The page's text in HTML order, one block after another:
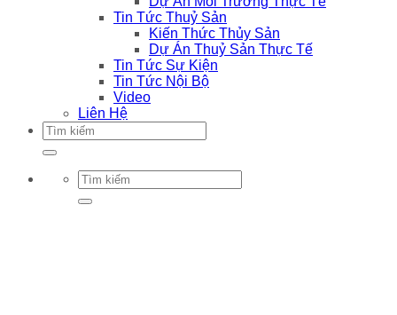
Tin Tức Thuỷ Sản
Kiến Thức Thủy Sản
Dự Án Thuỷ Sản Thực Tế
Tin Tức Sự Kiện
Tin Tức Nội Bộ
Video
Liên Hệ